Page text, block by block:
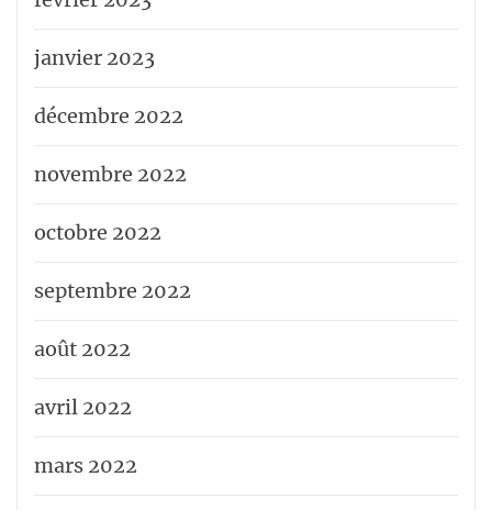
janvier 2023
décembre 2022
novembre 2022
octobre 2022
septembre 2022
août 2022
avril 2022
mars 2022